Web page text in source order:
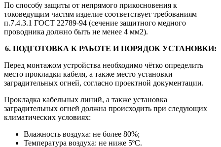
По способу защиты от непрямого прикосновения к
токоведущим частям изделие соответствует требованиям
п.7.4.3.1 ГОСТ 22789-94 (сечение защитного медного
проводника должно быть не менее 4 мм2).
6. ПОДГОТОВКА К РАБОТЕ И ПОРЯДОК УСТАНОВКИ:
Перед монтажом устройства необходимо чётко определить
место прокладки кабеля, а также место установки
заградительных огней, согласно проектной документации.
Прокладка кабельных линий, а также установка
заградительных огней должна происходить при следующих
климатических условиях:
Влажность воздуха: не более 80%;
Температура воздуха: не ниже 5ºС.